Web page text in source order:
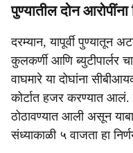
पुण्यातील दोन
दरम्यान, यापूर्वी पुण्यातून
कुलकर्णी आणि ब्युटीपार्लर
वाघमारे या दोघांना
कोर्टात हजर करण्यात आलं.
ठोठावण्यात आली असून
संध्याकाळी ५ वाजता हा